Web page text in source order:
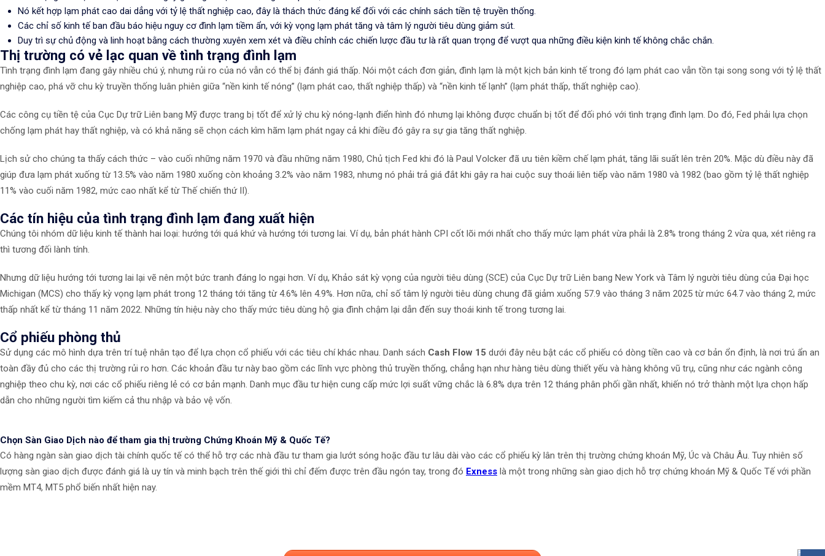
Nó kết hợp lạm phát cao dai dẳng với tỷ lệ thất nghiệp cao, đây là thách thức đáng kể đối với các chính sách tiền tệ truyền thống.
Các chỉ số kinh tế ban đầu báo hiệu nguy cơ đình lạm tiềm ẩn, với kỳ vọng lạm phát tăng và tâm lý người tiêu dùng giảm sút.
Duy trì sự chủ động và linh hoạt bằng cách thường xuyên xem xét và điều chỉnh các chiến lược đầu tư là rất quan trọng để vượt qua những điều kiện kinh tế không chắc chắn.
Thị trường có vẻ lạc quan về tình trạng đình lạm
Tình trạng đình lạm đang gây nhiều chú ý, nhưng rủi ro của nó vẫn có thể bị đánh giá thấp. Nói một cách đơn giản, đình lạm là một kịch bản kinh tế trong đó lạm phát cao vẫn tồn tại song song với tỷ lệ thất
nghiệp cao, phá vỡ chu kỳ truyền thống luân phiên giữa “nền kinh tế nóng” (lạm phát cao, thất nghiệp thấp) và “nền kinh tế lạnh” (lạm phát thấp, thất nghiệp cao).
Các công cụ tiền tệ của Cục Dự trữ Liên bang Mỹ được trang bị tốt để xử lý chu kỳ nóng-lạnh điển hình đó nhưng lại không được chuẩn bị tốt để đối phó với tình trạng đình lạm. Do đó, Fed phải lựa chọn
chống lạm phát hay thất nghiệp, và có khả năng sẽ chọn cách kìm hãm lạm phát ngay cả khi điều đó gây ra sự gia tăng thất nghiệp.
Lịch sử cho chúng ta thấy cách thức – vào cuối những năm 1970 và đầu những năm 1980, Chủ tịch Fed khi đó là Paul Volcker đã ưu tiên kiềm chế lạm phát, tăng lãi suất lên trên 20%. Mặc dù điều này đã
giúp đưa lạm phát xuống từ 13.5% vào năm 1980 xuống còn khoảng 3.2% vào năm 1983, nhưng nó phải trả giá đắt khi gây ra hai cuộc suy thoái liên tiếp vào năm 1980 và 1982 (bao gồm tỷ lệ thất nghiệp
11% vào cuối năm 1982, mức cao nhất kể từ Thế chiến thứ II).
Các tín hiệu của tình trạng đình lạm đang xuất hiện
Chúng tôi nhóm dữ liệu kinh tế thành hai loại: hướng tới quá khứ và hướng tới tương lai. Ví dụ, bản phát hành CPI cốt lõi mới nhất cho thấy mức lạm phát vừa phải là 2.8% trong tháng 2 vừa qua, xét riêng ra
thì tương đối lành tính.
Nhưng dữ liệu hướng tới tương lai lại vẽ nên một bức tranh đáng lo ngại hơn. Ví dụ, Khảo sát kỳ vọng của người tiêu dùng (SCE) của Cục Dự trữ Liên bang New York và Tâm lý người tiêu dùng của Đại học
Michigan (MCS) cho thấy kỳ vọng lạm phát trong 12 tháng tới tăng từ 4.6% lên 4.9%. Hơn nữa, chỉ số tâm lý người tiêu dùng chung đã giảm xuống 57.9 vào tháng 3 năm 2025 từ mức 64.7 vào tháng 2, mức
thấp nhất kể từ tháng 11 năm 2022. Những tín hiệu này cho thấy mức tiêu dùng hộ gia đình chậm lại dẫn đến suy thoái kinh tế trong tương lai.
Cổ phiếu phòng thủ
Sử dụng các mô hình dựa trên trí tuệ nhân tạo để lựa chọn cổ phiếu với các tiêu chí khác nhau. Danh sách Cash Flow 15 dưới đây nêu bật các cổ phiếu có dòng tiền cao và cơ bản ổn định, là nơi trú ẩn an
toàn đầy đủ cho các thị trường rủi ro hơn. Các khoản đầu tư này bao gồm các lĩnh vực phòng thủ truyền thống, chẳng hạn như hàng tiêu dùng thiết yếu và hàng không vũ trụ, cũng như các ngành công
nghiệp theo chu kỳ, nơi các cổ phiếu riêng lẻ có cơ bản mạnh. Danh mục đầu tư hiện cung cấp mức lợi suất vững chắc là 6.8% dựa trên 12 tháng phân phối gần nhất, khiến nó trở thành một lựa chọn hấp
dẫn cho những người tìm kiếm cả thu nhập và bảo vệ vốn.
Chọn Sàn Giao Dịch nào để tham gia thị trường Chứng Khoán Mỹ & Quốc Tế?
Có hàng ngàn sàn giao dịch tài chính quốc tế có thể hỗ trợ các nhà đầu tư tham gia lướt sóng hoặc đầu tư lâu dài vào các cổ phiếu kỳ lân trên thị trường chứng khoán Mỹ, Úc và Châu Âu. Tuy nhiên số
lượng sàn giao dịch được đánh giá là uy tín và minh bạch trên thế giới thì chỉ đếm được trên đầu ngón tay, trong đó Exness là một trong những sàn giao dịch hỗ trợ chứng khoán Mỹ & Quốc Tế với phần
mềm MT4, MT5 phổ biến nhất hiện nay.